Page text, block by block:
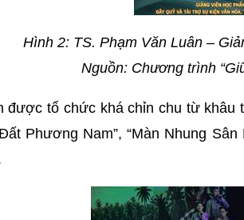
Hình 2: TS. Phạm Văn Luân –
Nguồn: Chương trình
được tổ chức khá chỉn chu từ khâu
Phương Nam”, “Màn Nhung